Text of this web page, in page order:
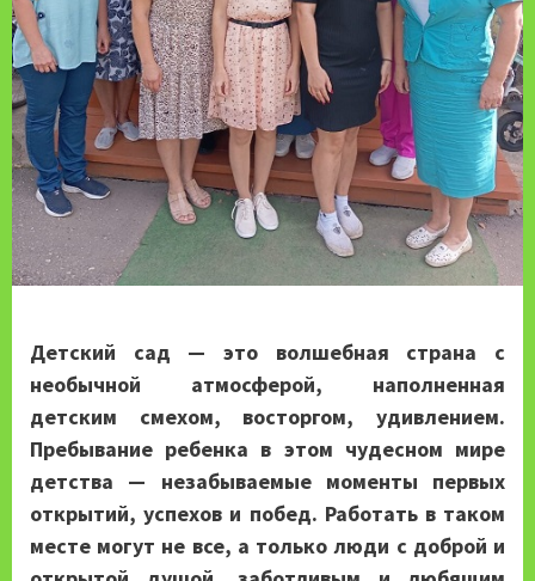
Детский сад — это волшебная страна с
необычной атмосферой, наполненная
детским смехом, восторгом, удивлением.
Пребывание ребенка в этом чудесном мире
детства — незабываемые моменты первых
открытий, успехов и побед. Работать в таком
месте могут не все, а только люди с доброй и